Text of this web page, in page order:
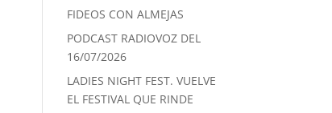
FIDEOS CON ALMEJAS
PODCAST RADIOVOZ DEL
16/07/2026
LADIES NIGHT FEST. VUELVE
EL FESTIVAL QUE RINDE